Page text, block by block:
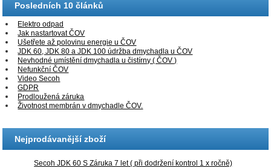
Posledních 10 článků
Elektro odpad
Jak nastartovat ČOV
Ušetřete až polovinu energie u ČOV
JDK 60, JDK 80 a JDK 100 údržba dmychadla u ČOV
Nevhodné umístění dmychadla u čistírny ( ČOV )
Nefunkční ČOV
Video Secoh
GDPR
Prodloužená záruka
Životnost membrán v dmychadle ČOV.
Nejprodávanější zboží
Secoh JDK 60 S Záruka 7 let ( při dodržení kontrol 1 x ročně)